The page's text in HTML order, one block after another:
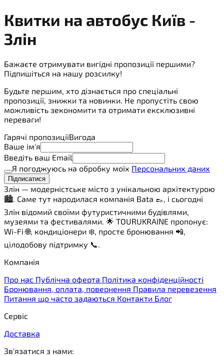
Квитки на автобус Київ -
Злін
Бажаєте отримувати вигідні пропозиції першими?
Підпишіться на нашу розсилку!
Будьте першим, хто дізнається про спеціальні
пропозиції, знижки та новинки. Не пропустіть свою
можливість зекономити та отримати ексклюзивні
переваги!
Гарячі пропозиціїВигода
Ваше ім'я
Введіть ваш Email
Я погоджуюсь на обробку моїх Персональних даних
Підписатися
Злін — модерністське місто з унікальною архітектурою
🏙️. Саме тут народилася компанія Bata 👞, і сьогодні
Злін відомий своїми футуристичними будівлями,
музеями та фестивалями. 🌟 TOURUKRAINE пропонує:
Wi-Fi 🌐, кондиціонери ❄️, просте бронювання 📲,
цілодобову підтримку 📞.
Компанія
Про нас Публічна оферта Політика конфіденційності
Бронювання, оплата, повернення Правила перевезення
Питання що часто задаються Контакти Блог
Сервіс
Доставка
Зв'язатися з нами: